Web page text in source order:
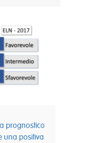
prognostico
una positiva